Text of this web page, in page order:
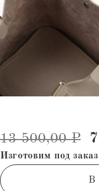
13 500,00₽
Изготовим под